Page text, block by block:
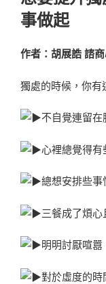
事做起
作者：胡展誥 諮
獨處的時候，你有
不自覺連留在
心裡總覺得有
總想安排些事
三餐成了煩心
明明討厭喧囂
對於虛度的時